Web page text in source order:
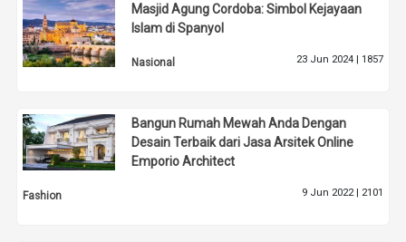
Masjid Agung Cordoba: Simbol Kejayaan
Islam di Spanyol
Nasional 23 Jun 2024 | 1857
Bangun Rumah Mewah Anda Dengan
Desain Terbaik dari Jasa Arsitek Online
Emporio Architect
Fashion 9 Jun 2022 | 2101